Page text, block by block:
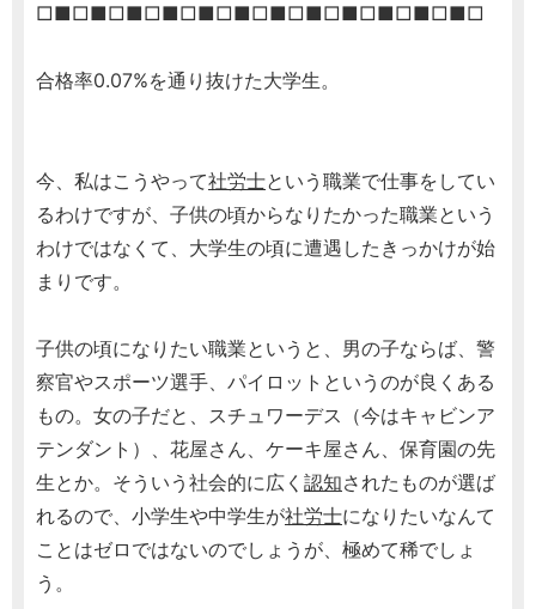
□■□■□■□■□■□■□■□■□■□■□■□■□
合格率0.07%を通り抜けた大学生。
今、私はこうやって社労士という職業で仕事をしてい
るわけですが、子供の頃からなりたかった職業という
わけではなくて、大学生の頃に遭遇したきっかけが始
まりです。
子供の頃になりたい職業というと、男の子ならば、警
察官やスポーツ選手、パイロットというのが良くある
もの。女の子だと、スチュワーデス（今はキャビンア
テンダント）、花屋さん、ケーキ屋さん、保育園の先
生とか。そういう社会的に広く 認知されたものが選ば
れるので、小学生や中学生が社労士になりたいなんて
ことはゼロではないのでしょうが、極めて稀でしょ
う。